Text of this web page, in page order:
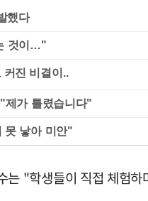
했다
것이…"
제가 틀렸습니다"
못 낳아 미안"
는 "학생들이 직접 체험